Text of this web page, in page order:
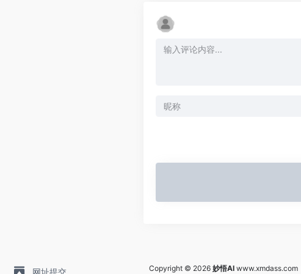
网址提交 Copyright © 2026 妙悟AI www.xmdass.com